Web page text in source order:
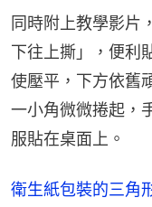
同時附上教學影片
下往上撕」，便利
使壓平，下方依舊
一小角微微捲起，
服貼在桌面上。
衛生紙包裝的三角